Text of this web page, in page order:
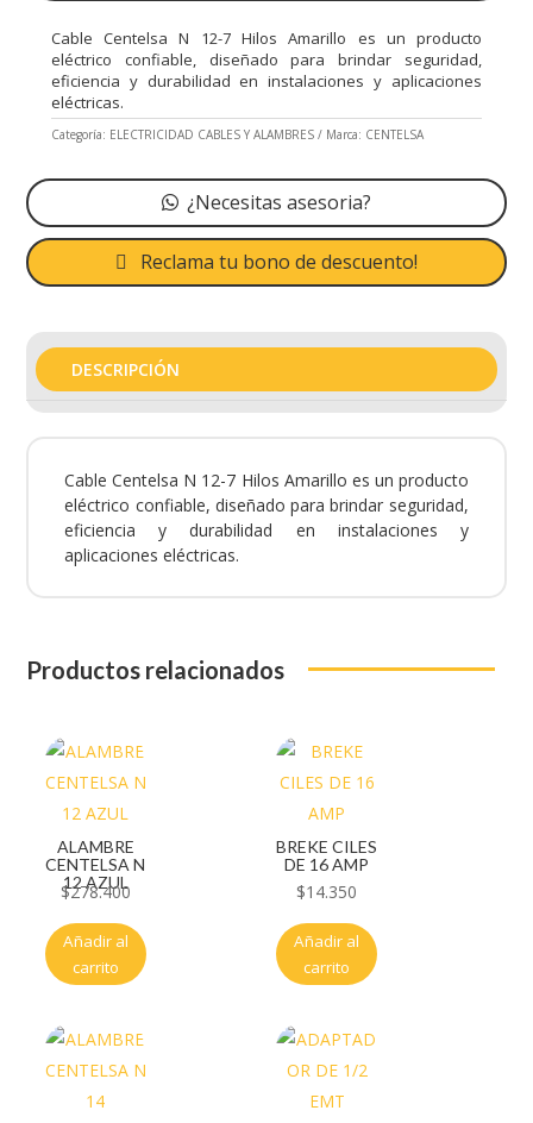
Cable Centelsa N 12-7 Hilos Amarillo es un producto
eléctrico confiable, diseñado para brindar seguridad,
eficiencia y durabilidad en instalaciones y aplicaciones
eléctricas.
Categoría: ELECTRICIDAD CABLES Y ALAMBRES Marca: CENTELSA
¿Necesitas asesoria?
Reclama tu bono de descuento!
DESCRIPCIÓN
Cable Centelsa N 12-7 Hilos Amarillo es un producto
eléctrico confiable, diseñado para brindar seguridad,
eficiencia y durabilidad en instalaciones y
aplicaciones eléctricas.
Productos relacionados
ALAMBRE
CENTELSA N
12 AZUL
$278.400
Añadir al
carrito
BREKE CILES
DE 16 AMP
$14.350
Añadir al
carrito